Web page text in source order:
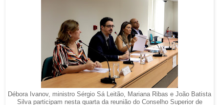
Débora Ivanov, ministro Sérgio Sá Leitão, Mariana Ribas e João Batista
Silva participam nesta quarta da reunião do Conselho Superior de